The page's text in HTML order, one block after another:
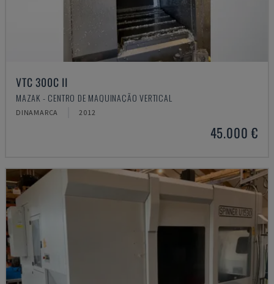
VTC 300C II
MAZAK - CENTRO DE MAQUINAÇÃO VERTICAL
DINAMARCA 2012
45.000 €